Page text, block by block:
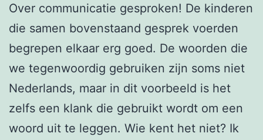
Over communicatie gesproken! De kinderen
die samen bovenstaand gesprek voerden
begrepen elkaar erg goed. De woorden die
we tegenwoordig gebruiken zijn soms niet
Nederlands, maar in dit voorbeeld is het
zelfs een klank die gebruikt wordt om een
woord uit te leggen. Wie kent het niet? Ik